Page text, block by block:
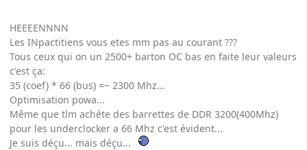
HEEEENNNN
Les INpactitiens vous etes mm pas au courant ???
Tous ceux qui on un 2500+ barton OC bas en faite leur valeurs
c'est ça:
35 (coef) * 66 (bus) =~ 2300 Mhz...
Optimisation powa...
Même que tlm achéte des barrettes de DDR 3200(400Mhz)
pour les underclocker a 66 Mhz c'est évident...
Je suis déçu... mais déçu...